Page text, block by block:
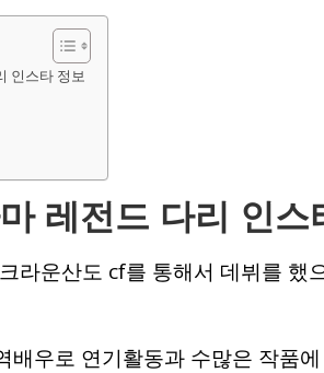
인스타 정보
레전드 다리 인스
라운산도 cf를 통해서 데뷔를 했
배우로 연기활동과 수많은 작품